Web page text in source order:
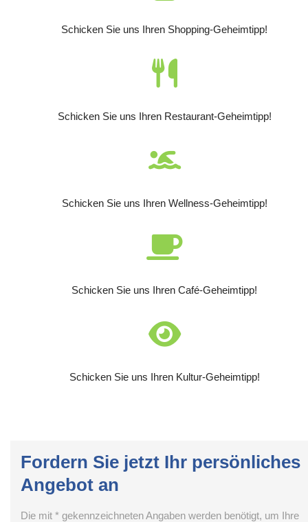
Schicken Sie uns Ihren Shopping-Geheimtipp!
Schicken Sie uns Ihren Restaurant-Geheimtipp!
Schicken Sie uns Ihren Wellness-Geheimtipp!
Schicken Sie uns Ihren Café-Geheimtipp!
Schicken Sie uns Ihren Kultur-Geheimtipp!
Fordern Sie jetzt Ihr persönliches
Angebot an
Die mit * gekennzeichneten Angaben werden benötigt, um Ihre